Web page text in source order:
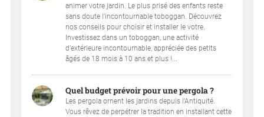
animer votre jardin. Le plus prisé des enfants reste
sans doute l'incontournable toboggan. Découvrez
nos conseils pour choisir et installer le votre.
Investissez dans un toboggan, une activité
d’extérieure incontournable, appréciée des petits
âgés de 18 mois à 10 ans et plus !...
Quel budget prévoir pour une pergola ?
Les pergola ornent les jardins depuis l’Antiquité.
Vous rêvez de perpétrer la tradition en installant cette